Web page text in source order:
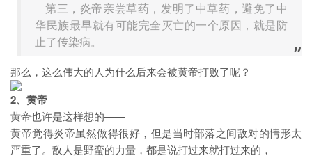
第三，炎帝亲尝草药，发明了中草药，避免了中
华民族最早就有可能完全灭亡的一个原因，就是防
止了传染病。
那么，这么伟大的人为什么后来会被黄帝打败了呢？
2、黄帝
黄帝也许是这样想的——
黄帝觉得炎帝虽然做得很好，但是当时部落之间敌对的情形太
严重了。敌人是野蛮的力量，都是说打过来就打过来的，